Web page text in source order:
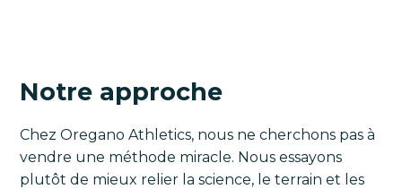
Notre approche
Chez Oregano Athletics, nous ne cherchons pas à
vendre une méthode miracle. Nous essayons
plutôt de mieux relier la science, le terrain et les